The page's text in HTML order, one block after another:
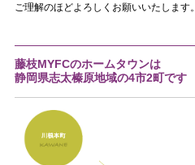
ご理解のほどよろしくお願いいたします。
藤枝MYFCのホームタウンは
静岡県志太榛原地域の4市2町です